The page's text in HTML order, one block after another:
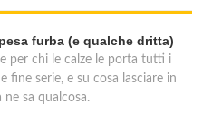
furba (e qualche dritta)
per chi le calze le porta tutti i
fine serie, e su cosa lasciare in
sa qualcosa.